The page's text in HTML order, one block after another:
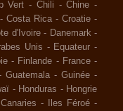
Vert - Chili -Chine -
-Costa Rica -Croatie -
d'Ivoire - Danemark -
Unis - Equateur -
- Finlande - France -
Guatemala - Guinée -
- Honduras - Hongrie
Canaries - Iles Féroé -